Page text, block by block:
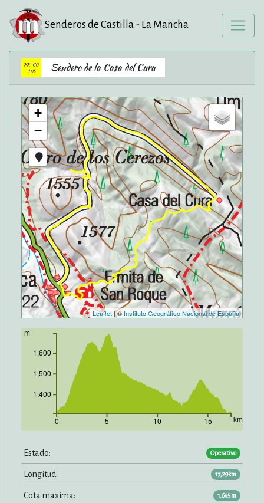
Senderos de Castilla - La Mancha
PR-CU
105
Sendero de la Casa del Cura
+
−
Leaflet | © Instituto Geográfico Nacional de España
0 5 10 15 km
1,400
1,500
1,600
m
Estado: Operativo
Longitud: 17,29km
Cota maxima: 1.695m